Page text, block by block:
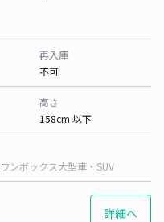
再入庫
不可
高さ
158cm 以下
ワンボックス大型車・SUV
詳細へ